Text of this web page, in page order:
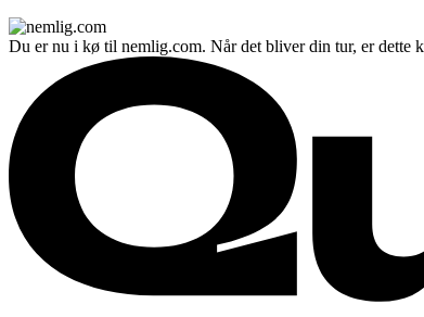
Du er nu i kø til nemlig.com. Når det bliver din tur, er dette